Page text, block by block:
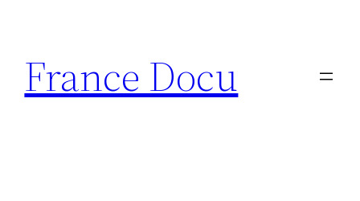
contenu
France Docu